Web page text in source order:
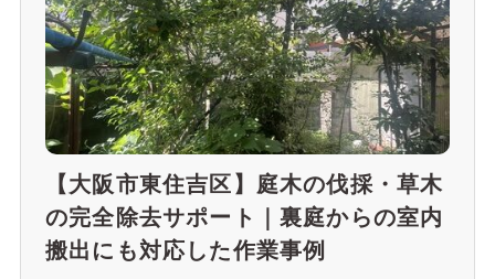
【大阪市東住吉区】庭木の伐採・草木
の完全除去サポート｜裏庭からの室内
搬出にも対応した作業事例